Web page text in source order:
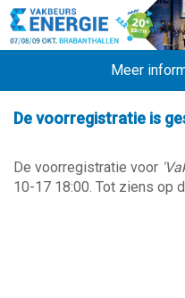
Meer
De voorregistratie is
De voorregistratie voor
10-17 18:00. Tot ziens op